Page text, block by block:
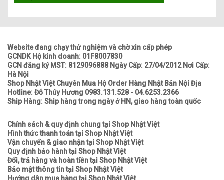
Website đang chạy thử nghiệm và chờ xin cấp phép
GCNDK Hộ kinh doanh: 01F8007830
GCN đăng ký MST: 8129096888 Ngày Cấp: 27/04/2012 Nơi Cấp:
Hà Nội
Shop Nhật Việt Chuyên Mua Hộ Order Hàng Nhật Bản Nội Địa
Hotline: Đỗ Thúy Hương 0983.131.528 - 04.6253.2366
Ship Hàng: Ship hàng trong ngày ở HN, giao hàng toàn quốc
Chính sách & quy định chung tại Shop Nhật Việt
Hình thức thanh toán tại Shop Nhật Việt
Vận chuyển & giao nhận tại Shop Nhật Việt
Quy định bảo hành tại Shop Nhật Việt
Đổi, trả hàng và hoàn tiền tại Shop Nhật Việt
Bảo mật thông tin tại Shop Nhật Việt
Hướng dẫn mua hàng tại Shop Nhật Việt